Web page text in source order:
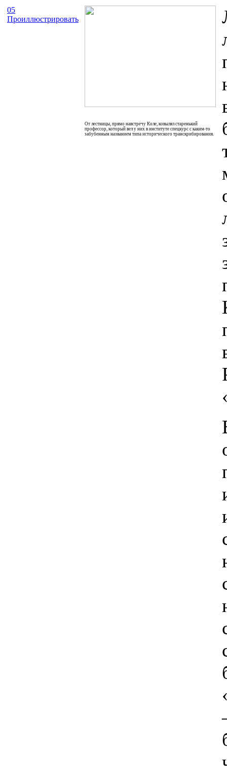
05
Проиллюстрировать
От лестницы, прямо навстречу Коле, ковылял старенький
профессор, который вел у них в институте спецкурс с каким-то
забубенным названием типа исторического транскрибирования.